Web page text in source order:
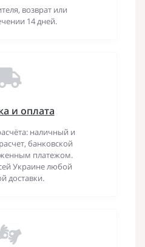
возврат или
14 дней.
и оплата
наличный и
банковской
платежом.
Украине любой
доставки.